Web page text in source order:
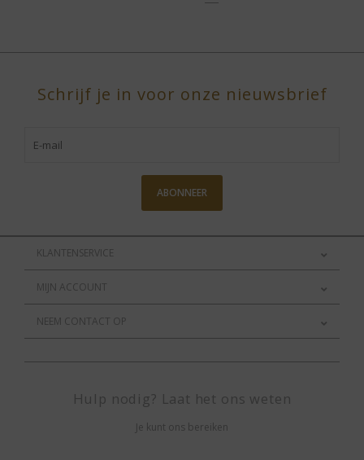
Schrijf je in voor onze nieuwsbrief
ABONNEER
KLANTENSERVICE
MIJN ACCOUNT
NEEM CONTACT OP
Hulp nodig? Laat het ons weten
Je kunt ons bereiken